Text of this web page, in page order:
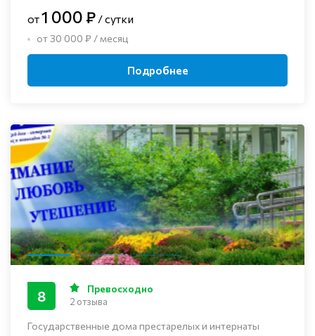
от1 000 ₽ / сутки
от 30 000 ₽ / месяц
Подробнее
Государственные дома престарелых и интернаты
8 Превосходно
2 отзыва